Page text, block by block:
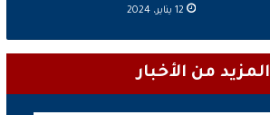
12 يناير، 2024
المزيد من الأخبار